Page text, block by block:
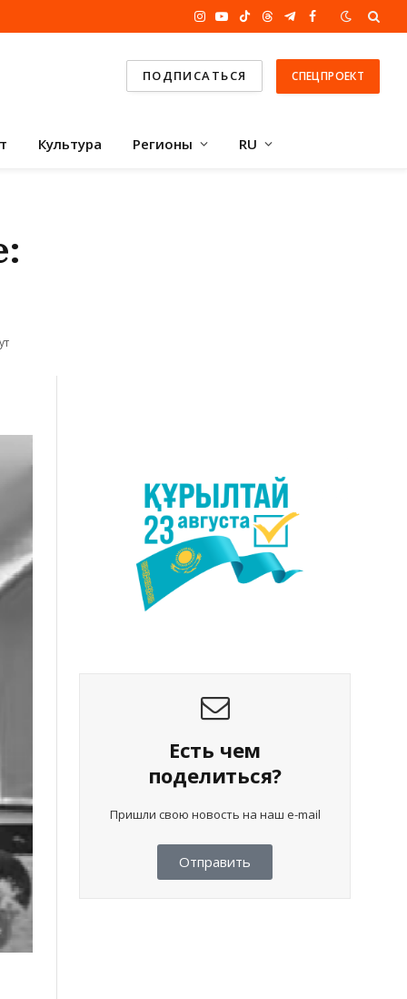
Instagram
YouTube
TikTokThreadsTelegram
Facebook
ПОДПИСАТЬСЯ СПЕЦПРОЕКТ
Культура Регионы RU
Есть чем
поделиться?
Пришли свою новость на наш e-mail
Отправить